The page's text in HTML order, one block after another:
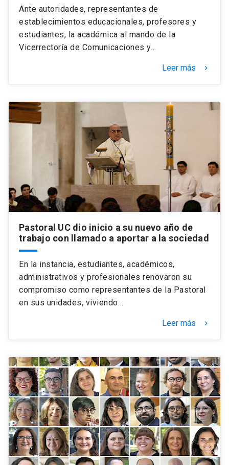
Ante autoridades, representantes de
establecimientos educacionales, profesores y
estudiantes, la académica al mando de la
Vicerrectoría de Comunicaciones y…
Leer más keyboard_arrow_right
Pastoral UC dio inicio a su nuevo año de
trabajo con llamado a aportar a la sociedad
En la instancia, estudiantes, académicos,
administrativos y profesionales renovaron su
compromiso como representantes de la Pastoral
en sus unidades, viviendo…
Leer más keyboard_arrow_right